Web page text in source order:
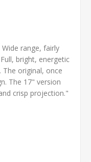
range, fairly
bright, energetic
The original, once
The 17" version
crisp projection."